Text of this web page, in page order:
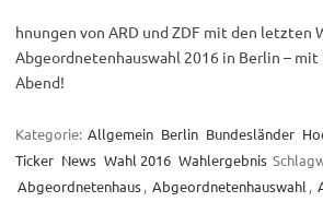
hnungen von ARD und ZDF mit den letzten
Abgeordnetenhauswahl 2016 in Berlin – mit
Abend!
Kategorie: Allgemein Berlin Bundesländer
Ticker News Wahl 2016 Wahlergebnis
Abgeordnetenhaus, Abgeordnetenhauswahl ,